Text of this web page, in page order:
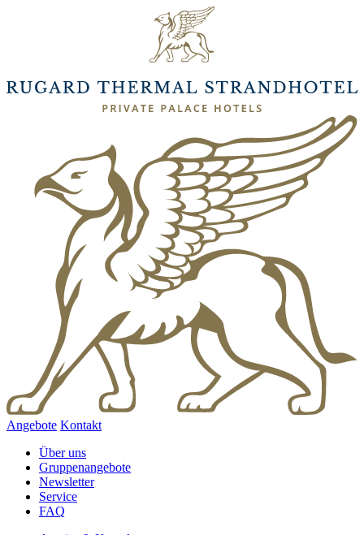
Angebote Kontakt
Über uns
Gruppenangebote
Newsletter
Service
FAQ